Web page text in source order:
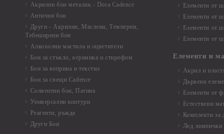
Акрилни бои металик - Dora Cadence
Антични бои
Други - Акрилни, Маслени, Темперни,
Тебеширени бои
Алкохолни мастила и оцветители
Бои за стъкло, керамика и стирофом
Бои за коприна и текстил
Бои за свещи Cadence
Солвентни бои, Патина
Универсални контури
Реагенти, ръжда
Други Бои
Елементи от
Елементи от
Елементи от
Елементи от
Елементи и
Акрил и
Дървени
Елементи от
Естествени
Комплекти за
Лед лампички